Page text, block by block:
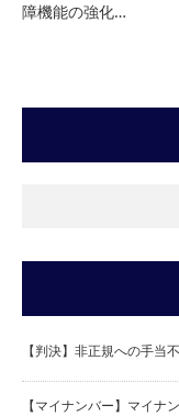
障機能の強化…
【判決】非正規への手当
【マイナンバー】マイナ